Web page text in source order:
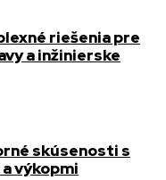
riešenia pre
a inžinierske
skúsenosti s
výkopmi